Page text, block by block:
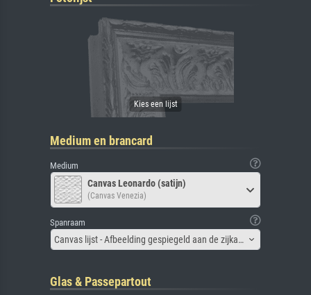
Medium en brancard
Medium
Canvas Leonardo (satijn)
(Canvas Venezia)
Spanraam
Canvas lijst - Afbeelding gespiegeld aan de zijkant
Glas & Passepartout